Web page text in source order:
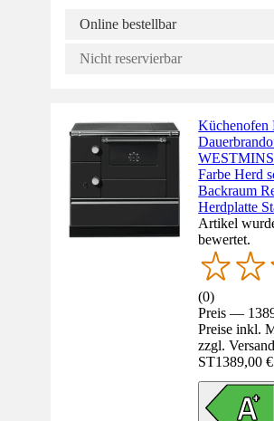
Online bestellbar
Nicht reservierbar
Küchenofen
Farbe Herd
Backraum
Herdplatte
Artikel
bewertet.
(0)
Preis —
Preise inkl.
zzgl.
ST1389,00 €